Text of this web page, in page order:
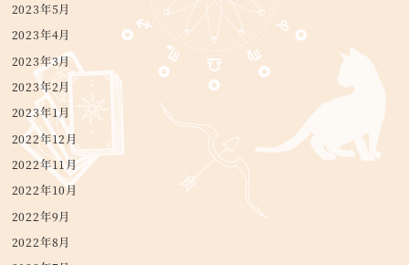
2023年5月
2023年4月
2023年3月
2023年2月
2023年1月
2022年12月
2022年11月
2022年10月
2022年9月
2022年8月